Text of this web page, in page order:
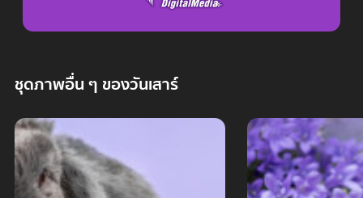
ชุดภาพอื่น ๆ ของวันเสาร์